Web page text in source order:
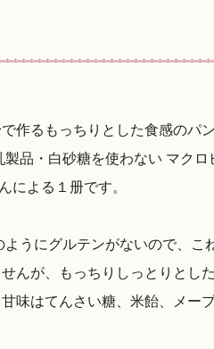
で作るもっちりとした食感のパ
製品・白砂糖を使わない マク
による１册です。
ようにグルテンがないので、こ
んが、もっちりしっとりとし
味はてんさい糖、米飴、メー